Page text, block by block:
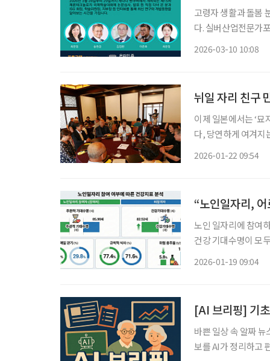
고령자 생활과 돌봄
다. 실버산업전문가
2026-03-10 10:08
뉘일 자리 친구
이제 일본에서는 ‘
다, 당연하게 여겨지
2026-01-22 09:54
“노인일자리,
노인 일자리에 참여
건강 기대수명이 모
2026-01-19 09:04
[AI 브리핑] 기
바쁜 일상 속 알짜
보를 AI가 정리하고 편집국 기자